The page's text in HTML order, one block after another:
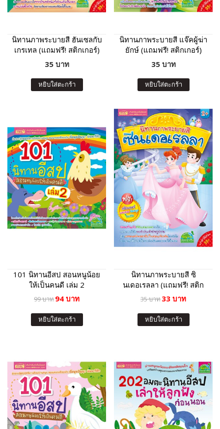
นิทานภาพระบายสี ฮันเซลกับ
เกรเทล (แถมฟรี! สติกเกอร์)
35 บาท
หยิบใส่ตะกร้า
นิทานภาพระบายสี แจ๊คผู้ฆ่า
ยักษ์ (แถมฟรี! สติกเกอร์)
35 บาท
หยิบใส่ตะกร้า
101 นิทานอีสป สอนหนูน้อย
ให้เป็นคนดี เล่ม 2
99 บาท94 บาท
หยิบใส่ตะกร้า
นิทานภาพระบายสี ซิ
นเดอเรลลา (แถมฟรี! สติก
เกอร์)
35 บาท33 บาท
หยิบใส่ตะกร้า